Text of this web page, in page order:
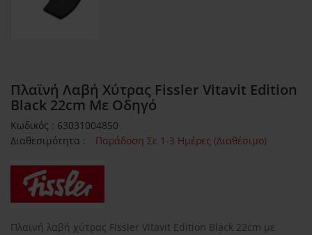
Πλαϊνή Λαβή Χύτρας Fissler Vitavit Edition
Black 22cm Με Οδηγό
Κωδικός : 63031004850
Διαθεσιμότητα :
Παράδοση Σε 1-3 Ημέρες (Διαθέσιμο)
Πλαϊνή λαβή χύτρας Fissler Vitavit Edition Black 22cm με